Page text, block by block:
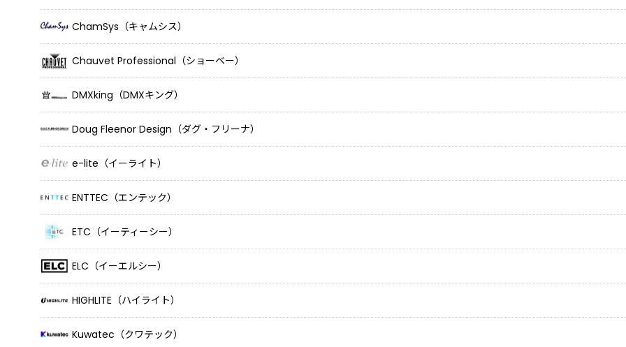
ChamSys（キャムシス）
Chauvet Professional（ショーベー）
DMXking（DMXキング）
Doug Fleenor Design（ダグ・フリーナ）
e-lite（イーライト）
ENTTEC（エンテック）
ETC（イーティーシー）
ELC（イーエルシー）
HIGHLITE（ハイライト）
Kuwatec（クワテック）